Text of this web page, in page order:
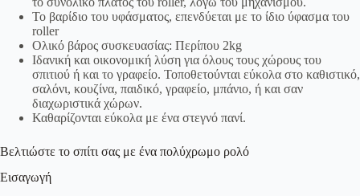
Το βαρίδιο του υφάσματος, επενδύεται με το ίδιο ύφασμα του
roller
Ολικό βάρος συσκευασίας: Περίπου 2kg
Ιδανική και οικονομική λύση για όλους τους χώρους του
σπιτιού ή και το γραφείο. Τοποθετούνται εύκολα στο καθιστικό,
σαλόνι, κουζίνα, παιδικό, γραφείο, μπάνιο, ή και σαν
διαχωριστικά χώρων.
Καθαρίζονται εύκολα με ένα στεγνό πανί.
Βελτιώστε το σπίτι σας με ένα πολύχρωμο ρολό
Εισαγωγή